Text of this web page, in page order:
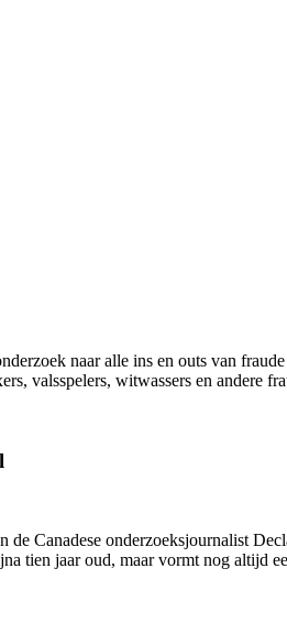
naar alle ins en outs van
valsspelers, witwassers en andere
Canadese onderzoeksjournalist
tien jaar oud, maar vormt nog altijd